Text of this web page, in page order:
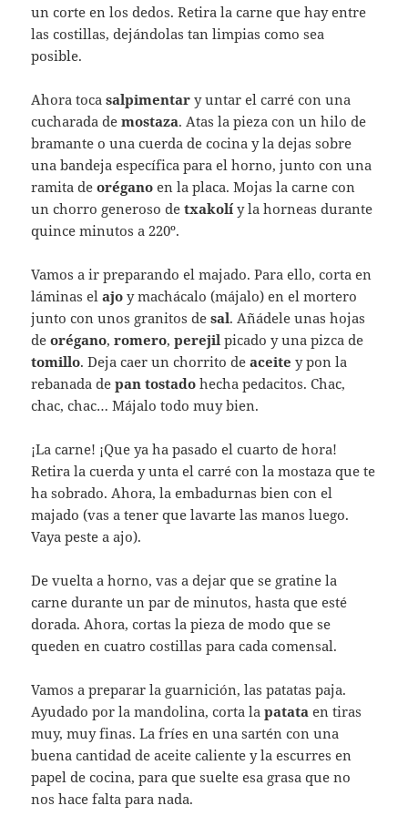
un corte en los dedos. Retira la carne que hay entre
las costillas, dejándolas tan limpias como sea
posible.
Ahora tocasalpimentar y untar el carré con una
cucharada demostaza. Atas la pieza con un hilo de
bramante o una cuerda de cocina y la dejas sobre
una bandeja específica para el horno, junto con una
ramita deorégano en la placa. Mojas la carne con
un chorro generoso detxakolí y la horneas durante
quince minutos a 220º.
Vamos a ir preparando el majado. Para ello, corta en
láminas elajo y machácalo (májalo) en el mortero
junto con unos granitos desal. Añádele unas hojas
deorégano,romero,perejil picado y una pizca de
tomillo. Deja caer un chorrito deaceite y pon la
rebanada depan tostado hecha pedacitos. Chac,
chac, chac… Májalo todo muy bien.
¡La carne! ¡Que ya ha pasado el cuarto de hora!
Retira la cuerda y unta el carré con la mostaza que te
ha sobrado. Ahora, la embadurnas bien con el
majado (vas a tener que lavarte las manos luego.
Vaya peste a ajo).
De vuelta a horno, vas a dejar que se gratine la
carne durante un par de minutos, hasta que esté
dorada. Ahora, cortas la pieza de modo que se
queden en cuatro costillas para cada comensal.
Vamos a preparar la guarnición, las patatas paja.
Ayudado por la mandolina, corta lapatata en tiras
muy, muy finas. La fríes en una sartén con una
buena cantidad de aceite caliente y la escurres en
papel de cocina, para que suelte esa grasa que no
nos hace falta para nada.